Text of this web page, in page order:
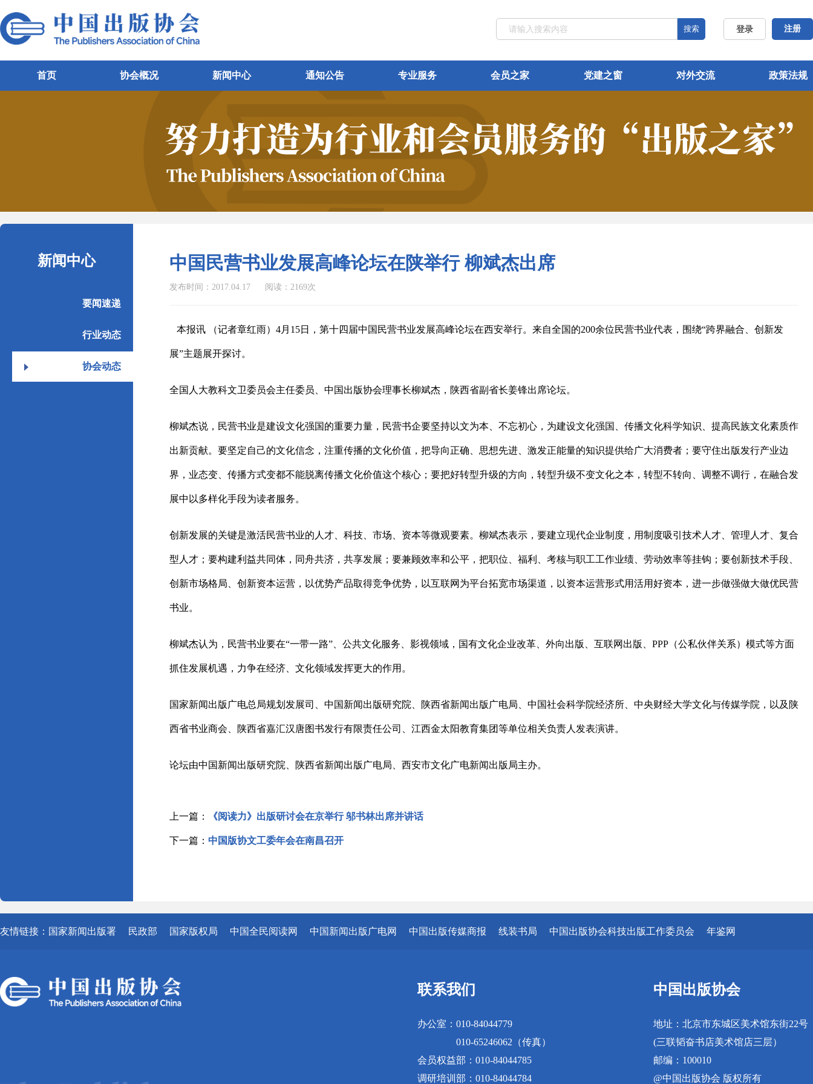
登录 注册
搜索
首页 协会概况 新闻中心 通知公告 专业服务 会员之家 党建之窗 对外交流 政策法规
新闻中心
要闻速递
行业动态
协会动态
中国民营书业发展高峰论坛在陕举行 柳斌杰出席
发布时间：2017.04.17 阅读：2169次
本报讯 （记者章红雨）4月15日，第十四届中国民营书业发展高峰论坛在西安举行。来自全国的200余位民营书业代表，围绕“跨界融合、创新发
展”主题展开探讨。
全国人大教科文卫委员会主任委员、中国出版协会理事长柳斌杰，陕西省副省长姜锋出席论坛。
柳斌杰说，民营书业是建设文化强国的重要力量，民营书企要坚持以文为本、不忘初心，为建设文化强国、传播文化科学知识、提高民族文化素质作
出新贡献。要坚定自己的文化信念，注重传播的文化价值，把导向正确、思想先进、激发正能量的知识提供给广大消费者；要守住出版发行产业边
界，业态变、传播方式变都不能脱离传播文化价值这个核心；要把好转型升级的方向，转型升级不变文化之本，转型不转向、调整不调行，在融合发
展中以多样化手段为读者服务。
创新发展的关键是激活民营书业的人才、科技、市场、资本等微观要素。柳斌杰表示，要建立现代企业制度，用制度吸引技术人才、管理人才、复合
型人才；要构建利益共同体，同舟共济，共享发展；要兼顾效率和公平，把职位、福利、考核与职工工作业绩、劳动效率等挂钩；要创新技术手段、
创新市场格局、创新资本运营，以优势产品取得竞争优势，以互联网为平台拓宽市场渠道，以资本运营形式用活用好资本，进一步做强做大做优民营
书业。
柳斌杰认为，民营书业要在“一带一路”、公共文化服务、影视领域，国有文化企业改革、外向出版、互联网出版、PPP（公私伙伴关系）模式等方面
抓住发展机遇，力争在经济、文化领域发挥更大的作用。
国家新闻出版广电总局规划发展司、中国新闻出版研究院、陕西省新闻出版广电局、中国社会科学院经济所、中央财经大学文化与传媒学院，以及陕
西省书业商会、陕西省嘉汇汉唐图书发行有限责任公司、江西金太阳教育集团等单位相关负责人发表演讲。
论坛由中国新闻出版研究院、陕西省新闻出版广电局、西安市文化广电新闻出版局主办。
上一篇： 《阅读力》出版研讨会在京举行 邬书林出席并讲话
下一篇： 中国版协文工委年会在南昌召开
友情链接： 国家新闻出版署 民政部 国家版权局 中国全民阅读网 中国新闻出版广电网 中国出版传媒商报 线装书局 中国出版协会科技出版工作委员会 年鉴网
联系我们
办公室：010-84044779
010-65246062（传真）
会员权益部：010-84044785
调研培训部：010-84044784
中国出版协会
地址：北京市东城区美术馆东街22号
(三联韬奋书店美术馆店三层）
邮编：100010
@中国出版协会 版权所有